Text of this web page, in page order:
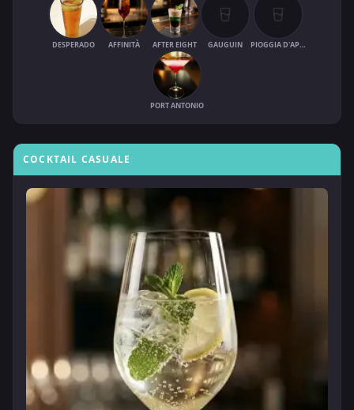
DESPERADO AFFINITÀ AFTER EIGHT GAUGUIN PIOGGIA D'APRILE
PORT ANTONIO
COCKTAIL CASUALE